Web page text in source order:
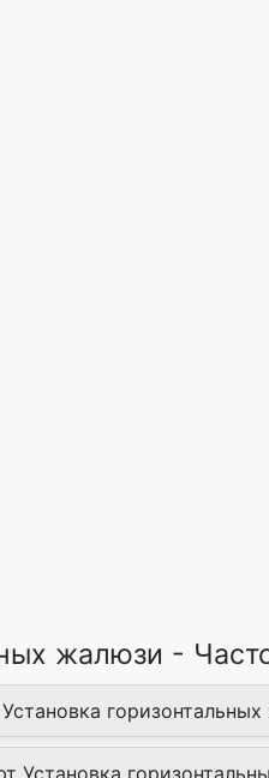
жалюзи -
Установка